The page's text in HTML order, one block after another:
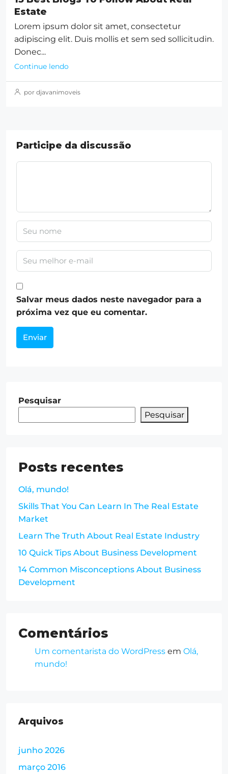
Estate
Lorem ipsum dolor sit amet, consectetur
adipiscing elit. Duis mollis et sem sed sollicitudin.
Donec...
Continue lendo
por djavanimoveis
Participe da discussão
Salvar meus dados neste navegador para a
próxima vez que eu comentar.
Enviar
Pesquisar
Pesquisar
Posts recentes
Olá, mundo!
Skills That You Can Learn In The Real Estate
Market
Learn The Truth About Real Estate Industry
10 Quick Tips About Business Development
14 Common Misconceptions About Business
Development
Comentários
Um comentarista do WordPress em Olá,
mundo!
Arquivos
junho 2026
março 2016